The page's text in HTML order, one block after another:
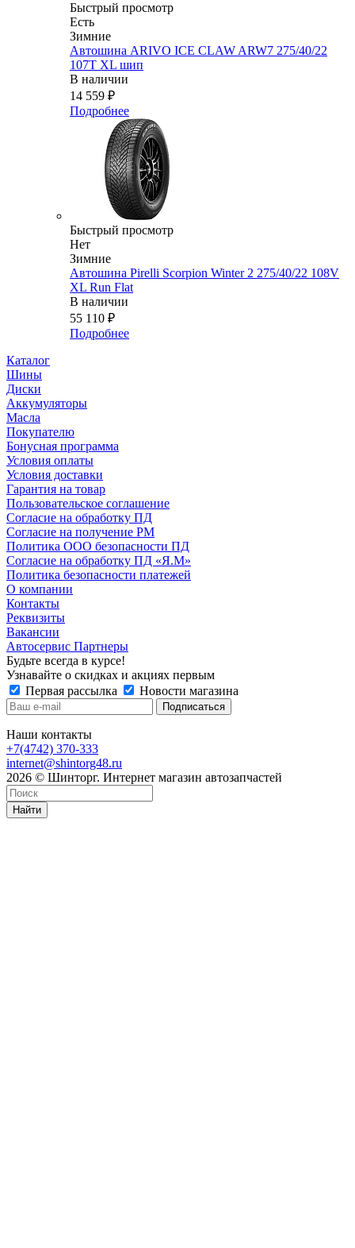
Быстрый просмотр
Есть
Зимние
Автошина ARIVO ICE CLAW ARW7 275/40/22
107T XL шип
В наличии
14 559 ₽
Подробнее
Быстрый просмотр
Нет
Зимние
Автошина Pirelli Scorpion Winter 2 275/40/22 108V
XL Run Flat
В наличии
55 110 ₽
Подробнее
Каталог
Шины
Диски
Аккумуляторы
Масла
Покупателю
Бонусная программа
Условия оплаты
Условия доставки
Гарантия на товар
Пользовательское соглашение
Согласие на обработку ПД
Согласие на получение РМ
Политика ООО безопасности ПД
Согласие на обработку ПД «Я.М»
Политика безопасности платежей
О компании
Контакты
Реквизиты
Вакансии
Автосервис Партнеры
Будьте всегда в курсе!
Узнавайте о скидках и акциях первым
Первая рассылка
Новости магазина
Наши контакты
+7(4742) 370-333
internet@shintorg48.ru
2026 © Шинторг. Интернет магазин автозапчастей
Найти